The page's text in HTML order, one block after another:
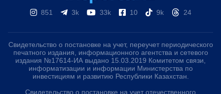
851 3k 33k 10 9k 24
Свидетельство о постановке на учет, переучет периодического
печатного издания, информационного агентства и сетевого
издания №17614-ИА выдано 15.03.2019 Комитетом связи,
информатизации и информации Министерства по
инвестициям и развитию Республики Казахстан.
Свидетельство о постановке на учет отечественного